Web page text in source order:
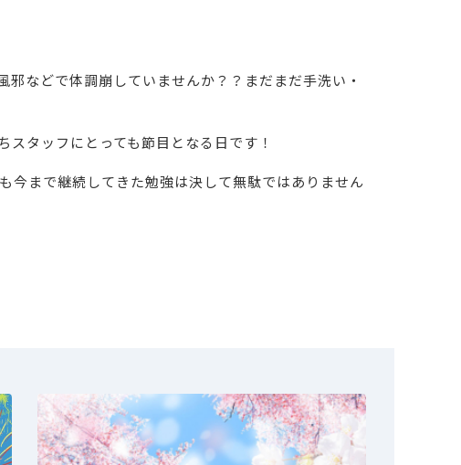
などで体調崩していませんか？？まだまだ手洗い・
タッフにとっても節目となる日です！
今まで継続してきた勉強は決して無駄ではありません